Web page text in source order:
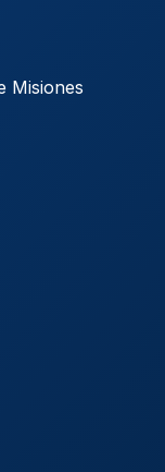
Misiones